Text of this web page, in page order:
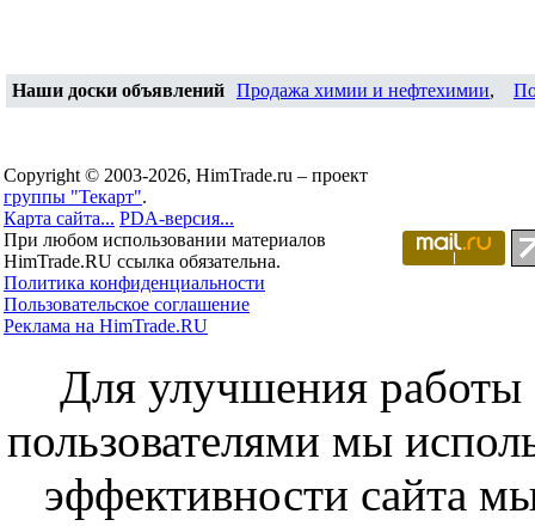
Наши доски объявлений Продажа химии и нефтехимии,
Copyright © 2003-2026, HimTrade.ru – проект
группы "Текарт".
Карта сайта... PDA-версия...
При любом использовании материалов
HimTrade.RU ссылка обязательна.
Политика конфиденциальности
Пользовательское соглашение
Реклама на HimTrade.RU
Для улучшения работы
пользователями мы
эффективности сайта